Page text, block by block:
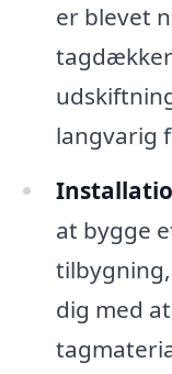
er blevet
langvarig
at bygge
dig med